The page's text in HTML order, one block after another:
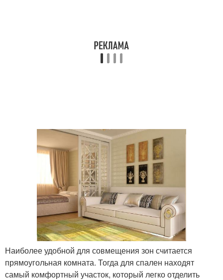
Наиболее удобной для совмещения зон считается
прямоугольная комната. Тогда для спален находят
самый комфортный участок, который легко отделить